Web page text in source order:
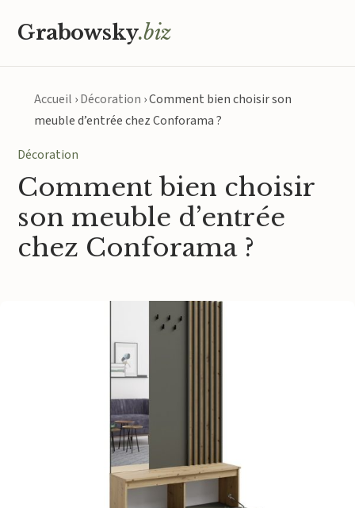
Grabowsky.biz
Accueil › Décoration ›Comment bien choisir son
meuble d’entrée chez Conforama ?
Décoration
Comment bien choisir
son meuble d’entrée
chez Conforama ?